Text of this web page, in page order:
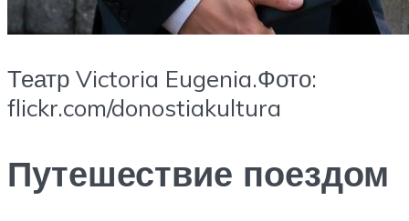
Театр Victoria Eugenia.Фото:
flickr.com/donostiakultura
Путешествие поездом